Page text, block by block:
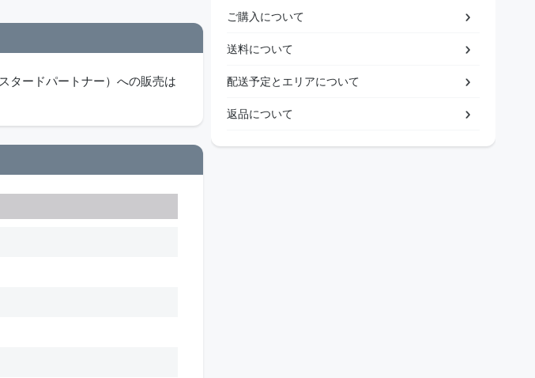
タードパートナー）への販売は
ご購入について
送料について
配送予定とエリアについて
返品について